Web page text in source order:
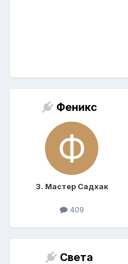
Феникс
3. Мастер Садхак
409
Света